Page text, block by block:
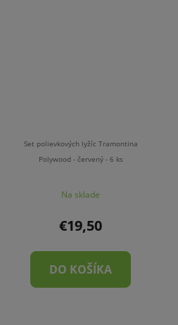
Set polievkových lyžíc Tramontina
Polywood - červený - 6 ks
Na sklade
€19,50
DO KOŠÍKA